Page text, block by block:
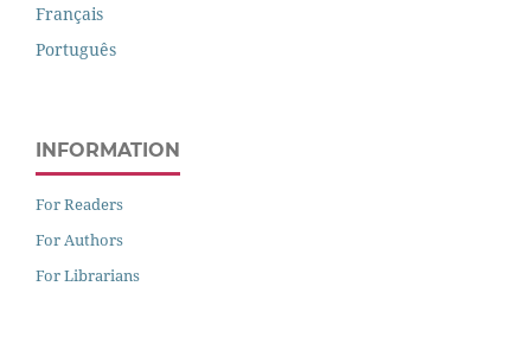
Français
Português
INFORMATION
For Readers
For Authors
For Librarians